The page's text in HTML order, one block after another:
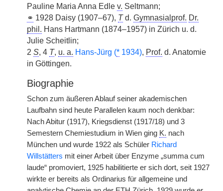
Pauline Maria Anna Edle v. Seltmann;
⚭ 1928 Daisy (1907–67), Td. Gymnasialprof. Dr.
phil. Hans Hartmann (1874–1957) in Zürich u. d.
Julie Scheitlin;
2 S, 4 T, u. a. Hans-Jürg (* 1934), Prof. d. Anatomie
in Göttingen.
Biographie
Schon zum äußeren Ablauf seiner akademischen
Laufbahn sind heute Parallelen kaum noch denkbar:
Nach Abitur (1917), Kriegsdienst (1917/18) und 3
Semestern Chemiestudium in Wien ging K. nach
München und wurde 1922 als Schüler Richard
Willstätters mit einer Arbeit über Enzyme „summa cum
laude“ promoviert, 1925 habilitierte er sich dort, seit 1927
wirkte er bereits als Ordinarius für allgemeine und